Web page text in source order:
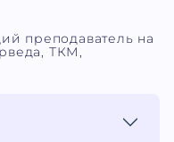
преподаватель на
ТКМ,